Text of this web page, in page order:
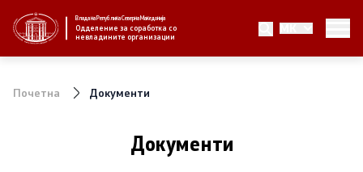
Влада на Република Северна Македонија
Одделение за соработка со
невладините организации
MK
За нас
Почетна Документи
Документи